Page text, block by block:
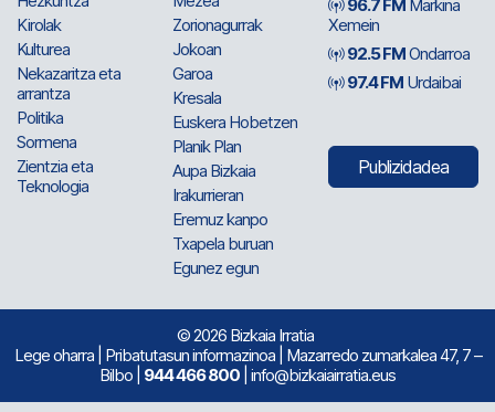
Kirolak
Kulturea
Nekazaritza eta
arrantza
Politika
Sormena
Zientzia eta
Teknologia
Zorionagurrak
Jokoan
Garoa
Kresala
Euskera Hobetzen
Planik Plan
Aupa Bizkaia
Irakurrieran
Eremuz kanpo
Txapela buruan
Egunez egun
96.7 FM Markina
Xemein
92.5 FMOndarroa
97.4 FM Urdaibai
Publizidadea
© 2026 Bizkaia Irratia
Lege oharra| Pribatutasun informazinoa| Mazarredo zumarkalea 47, 7 –
Bilbo | 944 466 800 | info@bizkaiairratia.eus